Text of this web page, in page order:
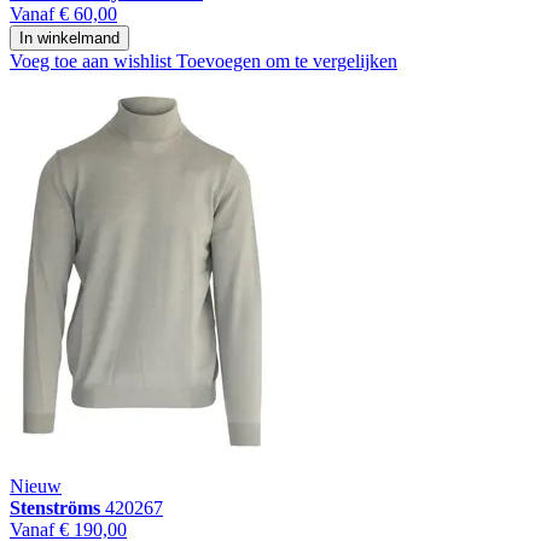
Vanaf € 60,00
In winkelmand
Voeg toe aan wishlist Toevoegen om te vergelijken
Nieuw
Stenströms 420267
Vanaf € 190,00